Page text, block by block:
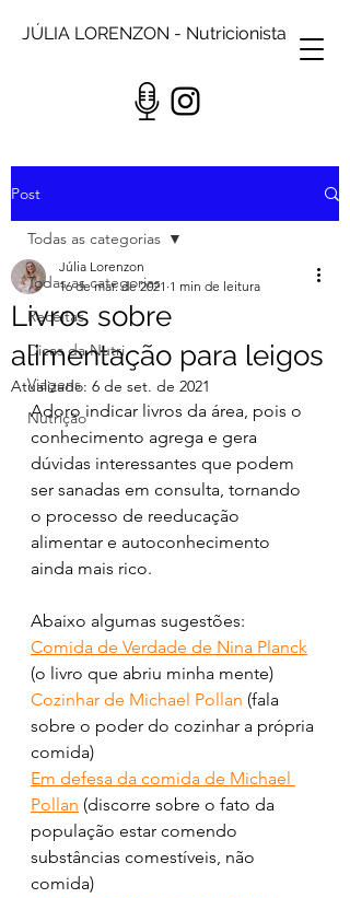
JÚLIA LORENZON - Nutricionista
Post
Todas as categorias
Receitas
Dicas da Nutri
Viagens
Nutrição
Todas as categorias
Livros sobre
alimentação para leigos
Júlia Lorenzon
16 de mar. de 2021 1 min de leitura
Atualizado: 6 de set. de 2021
Adoro indicar livros da área, pois o
conhecimento agrega e gera
dúvidas interessantes que podem
ser sanadas em consulta, tornando
o processo de reeducação
alimentar e autoconhecimento
ainda mais rico.
Abaixo algumas sugestões:
Comida de Verdade de Nina Planck
(o livro que abriu minha mente)
Cozinhar de Michael Pollan (fala
sobre o poder do cozinhar a própria
comida)
Em defesa da comida de Michael
Pollan (discorre sobre o fato da
população estar comendo
substâncias comestíveis, não
comida)